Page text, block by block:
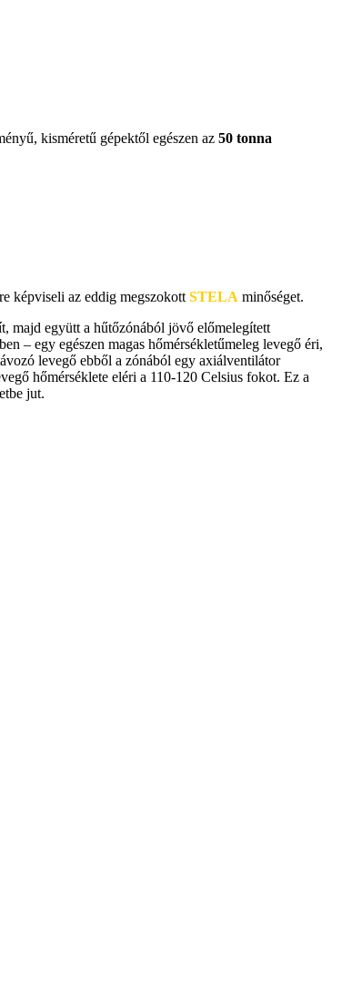
kisméretű gépektől egészen az 50 tonna
képviseli az eddig megszokott STELA minőséget.
majd együtt a hűtőzónából jövő előmelegített
– egy egészen magas hőmérsékletűmeleg levegő éri,
levegő ebből a zónából egy axiálventilátor
hőmérséklete eléri a 110-120 Celsius fokot. Ez a
jut.